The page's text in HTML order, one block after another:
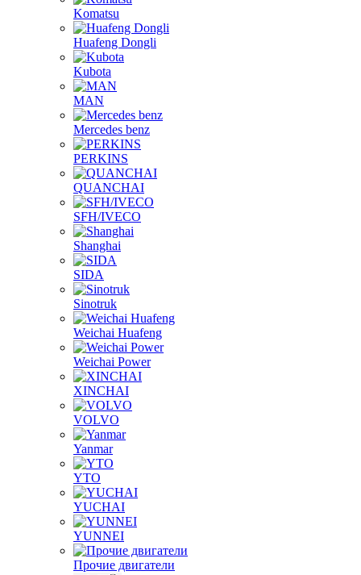
Komatsu
Huafeng Dongli
Kubota
MAN
Mercedes benz
PERKINS
QUANCHAI
SFH/IVECO
Shanghai
SIDA
Sinotruk
Weichai Huafeng
Weichai Power
XINCHAI
VOLVO
Yanmar
YTO
YUCHAI
YUNNEI
Прочие двигатели